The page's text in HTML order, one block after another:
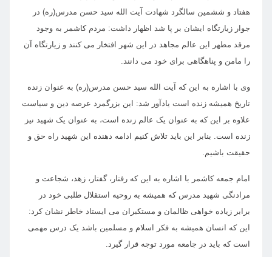
هفتاد و ششمین سالگرد شهادت آیت الله سید حسن مدرس(ره) در
جوار زیارتگاه ایشان بر پا شد اظهار داشت: مردم کاشمر به وجود
مرقد مطهر این عالم مجاهد در این شهر افتخار می کنند و زیارتگاه آن
را مامن و پناهگاهی برای خود می دانند.
وی با اشاره به این که آیت الله سید حسن مدرس(ره) به عنوان زنده
تاریخ همیشه زنده است یادآور شد: این بزرگمرد عرصه دین و سیاست
علاوه بر این که به عنوان یک عالم زنده است، به عنوان یک شهید نیز
زنده است. بنابر این باید تلاش کنیم ادامه دهنده این شهید راه حق و
حقیقت باشیم.
امام جمعه کاشمر با اشاره به این که رفتار، گفتار، زهد، شجاعت و
مرادنگی شهید مدرس که همیشه به روحیه استقلال طلبی خود در
برابر زیاده خواهی ظالمان و مستکبران می ایستاد خاطر نشان کرد:
این که انسان همیشه به فکر اسلام و مسلمین باشد یک درس مهمی
است که باید در جامعه مورد توجه قرار گیرد.